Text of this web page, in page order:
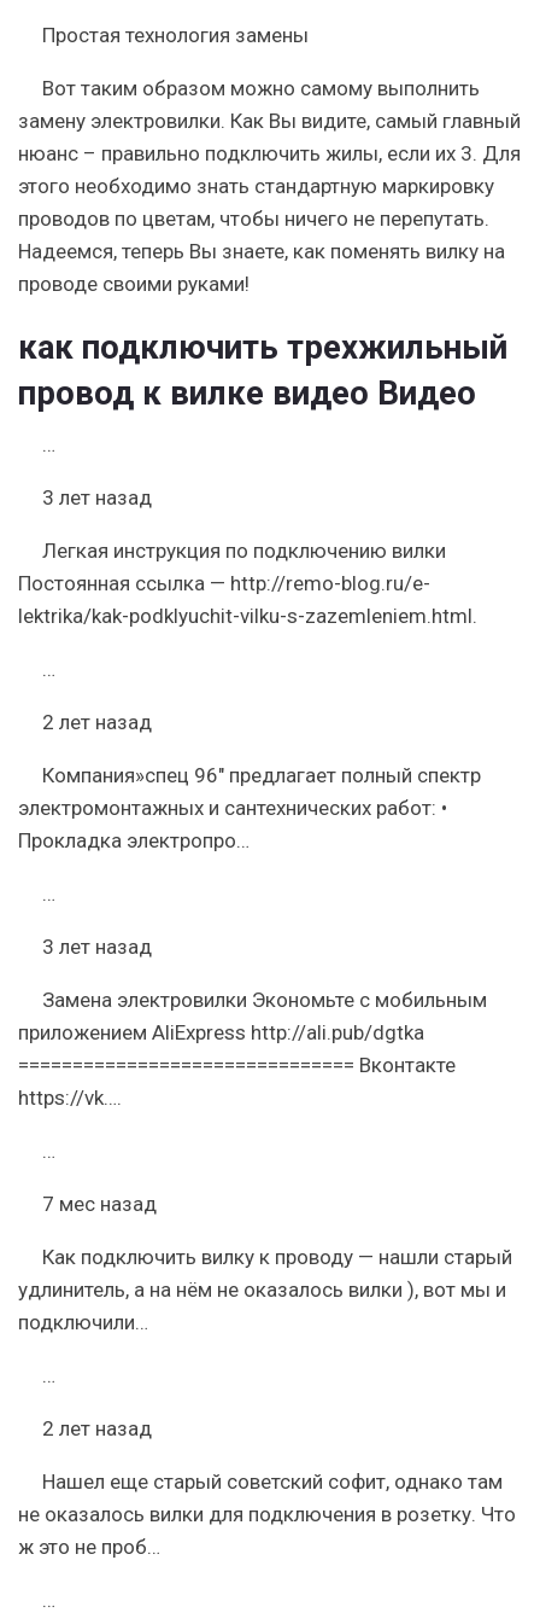
Простая технология замены
Вот таким образом можно самому выполнить
замену электровилки. Как Вы видите, самый главный
нюанс – правильно подключить жилы, если их 3. Для
этого необходимо знать стандартную маркировку
проводов по цветам, чтобы ничего не перепутать.
Надеемся, теперь Вы знаете, как поменять вилку на
проводе своими руками!
как подключить трехжильный
провод к вилке видео Видео
…
3 лет назад
Легкая инструкция по подключению вилки
Постоянная ссылка — http://remo-blog.ru/e-
lektrika/kak-podklyuchit-vilku-s-zazemleniem.html.
…
2 лет назад
Компания»спец 96″ предлагает полный спектр
электромонтажных и сантехнических работ: •
Прокладка электропро…
…
3 лет назад
Замена электровилки Экономьте с мобильным
приложением AliExpress http://ali.pub/dgtka
=============================== Вконтакте
https://vk….
…
7 меc назад
Как подключить вилку к проводу — нашли старый
удлинитель, а на нём не оказалось вилки ), вот мы и
подключили…
…
2 лет назад
Нашел еще старый советский софит, однако там
не оказалось вилки для подключения в розетку. Что
ж это не проб…
…